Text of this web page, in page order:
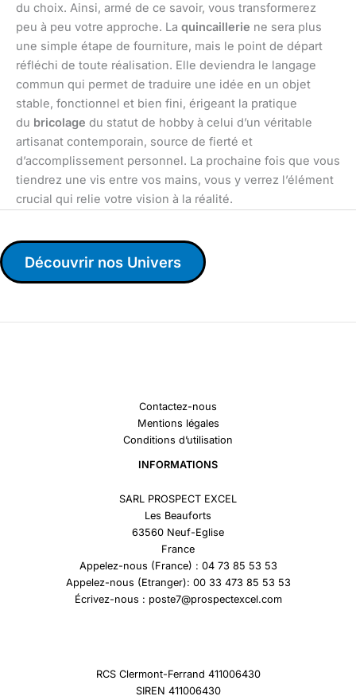
du choix. Ainsi, armé de ce savoir, vous transformerez
peu à peu votre approche. La quincaillerie ne sera plus
une simple étape de fourniture, mais le point de départ
réfléchi de toute réalisation. Elle deviendra le langage
commun qui permet de traduire une idée en un objet
stable, fonctionnel et bien fini, érigeant la pratique
du bricolage du statut de hobby à celui d’un véritable
artisanat contemporain, source de fierté et
d’accomplissement personnel. La prochaine fois que vous
tiendrez une vis entre vos mains, vous y verrez l’élément
crucial qui relie votre vision à la réalité.
Découvrir nos Univers
Contactez-nous
Mentions légales
Conditions d’utilisation
INFORMATIONS
SARL PROSPECT EXCEL
Les Beauforts
63560 Neuf-Eglise
France
Appelez-nous (France) : 04 73 85 53 53
Appelez-nous (Etranger): 00 33 473 85 53 53
Écrivez-nous : poste7@prospectexcel.com
RCS Clermont-Ferrand 411006430
SIREN 411006430